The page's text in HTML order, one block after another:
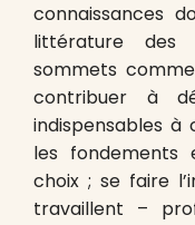
connaissances
littérature des
sommets
contribuer à
indispensables
les fondements
choix ; se faire
travaillent –